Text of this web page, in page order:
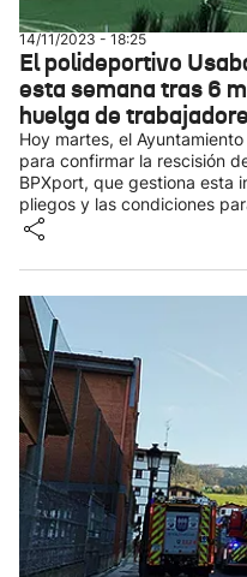
14/11/2023 - 18:25
El polideportivo
esta semana tras 6
huelga de
Hoy martes, el
para confirmar la rescisión
BPXport, que gestiona esta
pliegos y las condiciones